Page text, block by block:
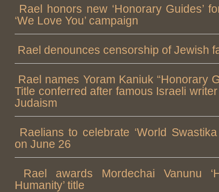
Rael honors new ‘Honorary Guides’
‘We Love You’ campaign
Rael denounces censorship of Jewish
Rael names Yoram Kaniuk “Honorary
Title conferred after famous Israeli
Judaism
Raelians to celebrate ‘World
on June 26
Rael awards Mordechai Vanunu
Humanity’ title